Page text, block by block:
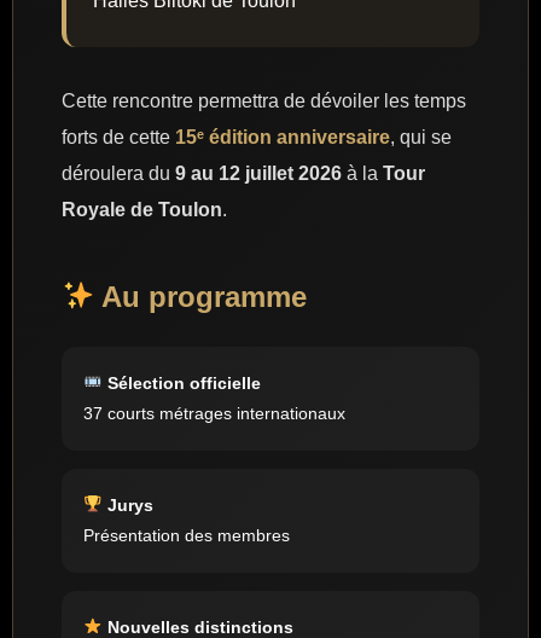
Cette rencontre permettra de dévoiler les temps
forts de cette 15ᵉ édition anniversaire, qui se
déroulera du 9 au 12 juillet 2026 à la Tour
Royale de Toulon.
Au programme
Sélection officielle
37 courts métrages internationaux
Jurys
Présentation des membres
Nouvelles distinctions